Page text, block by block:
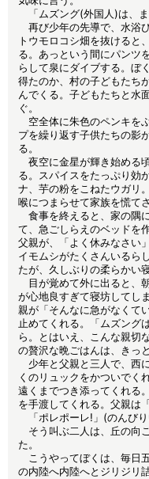
「ムズング(外国人)は、ま
再び少年の先導で、水浴
トウモロコシ畑を抜けると
る。あっという間にパンツ
らして泉にダイブする。ぼ
得たのか、村の子どもたち
んでくる。子どもたちと水
ぐ。
空全体に朱色のペンキを
プを繰り返す子供たちの影
る。
夜空に金星が輝き始める
る。スパイスをたっぷり効
ナ、芋の粉をこねたウガリ
喉につまらせて家族を慌てさ
食事を終えると、家の隅
て、急ごしらえのベッドを
父親が、「よく休みなさい
イモムシがたくさんいるら
たが、久しぶりの柔らかい
目が覚めて外に出ると、
が心地良すぎて寝坊してし
親が「そんなに急がなくて
止めてくれる。「ムズング
ら。とはいえ、こんな親切
の贅沢な晩ごはんは、きっ
少年と父親と三人で、西
くのリュックをかついでく
遠くまでつき添ってくれる
を手渡してくれる。父親は
「ポレポーレ!」(のんび
そう叫ぶ二人は、丘の向
た。
こうやってぼくは、毎日
の内陸へ内陸へとジリジ